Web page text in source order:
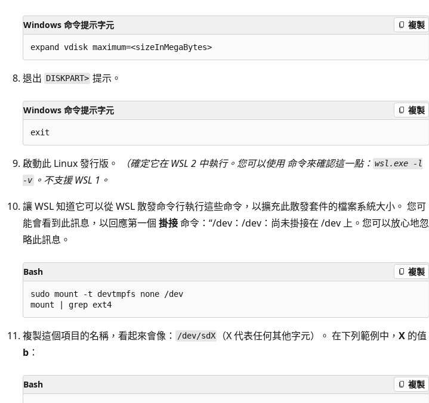
Windows 命令提示字元 複製
退出 DISKPART> 提示。
Windows 命令提示字元 複製
啟動此 Linux 發行版。 （確定它在 WSL 2 中執行。您可以使用 命令來確認這一點： wsl.exe -l
-v
。不支援 WSL 1。
讓 WSL 知道它可以從 WSL 散發命令行執行這些命令，以擴充此散發套件的檔案系統大小。 您可
能會看到此訊息，以回應第一個 掛接命令：“/dev：/dev：尚未掛接在 /dev 上。您可以放心地忽
略此訊息。
Bash 複製
sudo mount -t devtmpfs none /dev
複製這個項目的名稱，看起來會像： /dev/sdX （X 代表任何其他字元）。 在下列範例中，X 的值
b ：
Bash 複製